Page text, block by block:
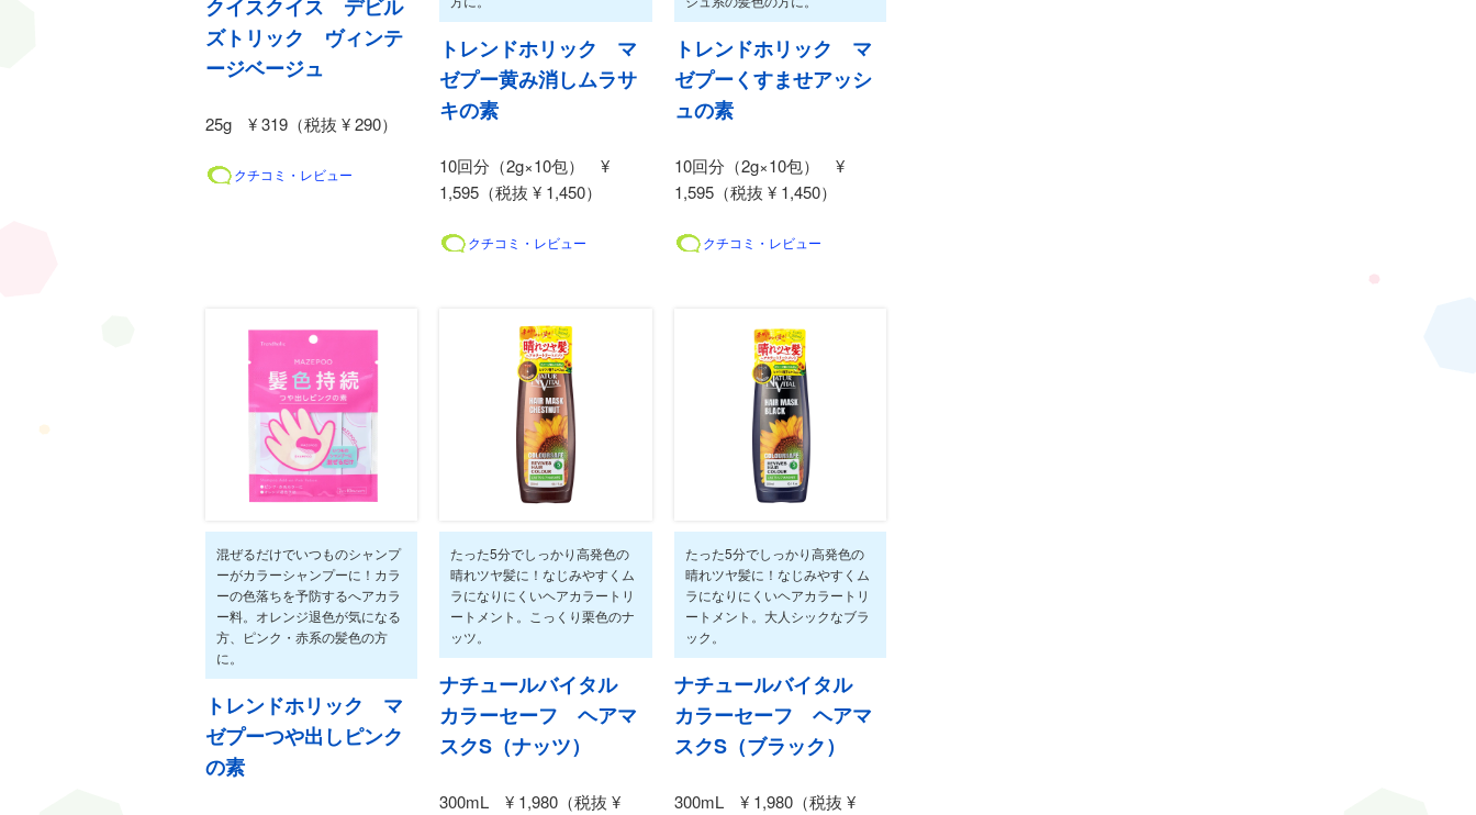
クイスクイス デビル
ズトリック ヴィンテ
ージベージュ
25g ¥ 319（税抜 ¥ 290）
クチコミ・レビュー
トレンドホリック マ
ゼプー黄み消しムラサ
キの素
10回分（2g×10包） ¥
1,595（税抜 ¥ 1,450）
クチコミ・レビュー
トレンドホリック マ
ゼプーくすませアッシ
ュの素
10回分（2g×10包） ¥
1,595（税抜 ¥ 1,450）
クチコミ・レビュー
混ぜるだけでいつものシャンプ
ーがカラーシャンプーに！カラ
ーの色落ちを予防するへアカラ
ー料。オレンジ退色が気になる
方、ピンク・赤系の髪色の方
に。
トレンドホリック マ
ゼプーつや出しピンク
の素
たった5分でしっかり高発色の
晴れツヤ髪に！なじみやすくム
ラになりにくいヘアカラートリ
ートメント。こっくり栗色のナ
ッツ。
ナチュールバイタル
カラーセーフ ヘアマ
スクS（ナッツ）
300mL ¥ 1,980（税抜 ¥
たった5分でしっかり高発色の
晴れツヤ髪に！なじみやすくム
ラになりにくいヘアカラートリ
ートメント。大人シックなブラ
ック。
ナチュールバイタル
カラーセーフ ヘアマ
スクS（ブラック）
300mL ¥ 1,980（税抜 ¥